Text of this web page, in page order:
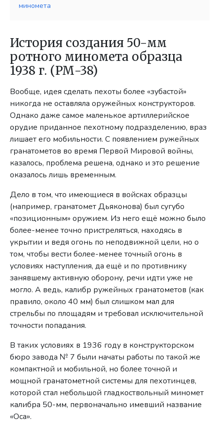
миномета
История создания 50-мм
ротного миномета образца
1938 г. (РМ-38)
Вообще, идея сделать пехоты более «зубастой»
никогда не оставляла оружейных конструкторов.
Однако даже самое маленькое артиллерийское
орудие приданное пехотному подразделению, враз
лишает его мобильности. С появлением ружейных
гранатометов во время Первой Мировой войны,
казалось, проблема решена, однако и это решение
оказалось лишь временным.
Дело в том, что имеющиеся в войсках образцы
(например, гранатомет Дьяконова) был сугубо
«позиционным» оружием. Из него ещё можно было
более-менее точно пристреляться, находясь в
укрытии и ведя огонь по неподвижной цели, но о
том, чтобы вести более-менее точный огонь в
условиях наступления, да ещё и по противнику
занявшему активную оборону, речи идти уже не
могло. А ведь, калибр ружейных гранатометов (как
правило, около 40 мм) был слишком мал для
стрельбы по площадям и требовал исключительной
точности попадания.
В таких условиях в 1936 году в конструкторском
бюро завода № 7 были начаты работы по такой же
компактной и мобильной, но более точной и
мощной гранатометной системы для пехотинцев,
которой стал небольшой гладкоствольный миномет
калибра 50-мм, первоначально имевший название
«Оса».